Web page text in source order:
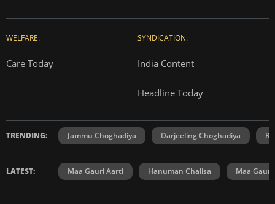
WELFARE:
Care Today
SYNDICATION:
India Content
Headline Today
TRENDING: Jammu Choghadiya Darjeeling Choghadiya
LATEST: Maa Gauri Aarti Hanuman Chalisa Maa Gauri